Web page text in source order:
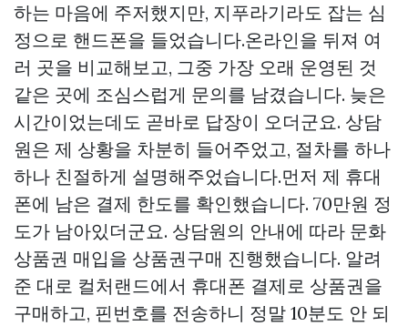
하는 마음에 주저했지만, 지푸라기라도 잡는 심
정으로 핸드폰을 들었습니다.온라인을 뒤져 여
러 곳을 비교해보고, 그중 가장 오래 운영된 것
같은 곳에 조심스럽게 문의를 남겼습니다. 늦은
시간이었는데도 곧바로 답장이 오더군요. 상담
원은 제 상황을 차분히 들어주었고, 절차를 하나
하나 친절하게 설명해주었습니다.먼저 제 휴대
폰에 남은 결제 한도를 확인했습니다. 70만원 정
도가 남아있더군요. 상담원의 안내에 따라 문화
상품권 매입을 상품권구매 진행했습니다. 알려
준 대로 컬처랜드에서 휴대폰 결제로 상품권을
구매하고, 핀번호를 전송하니 정말 10분도 안 되